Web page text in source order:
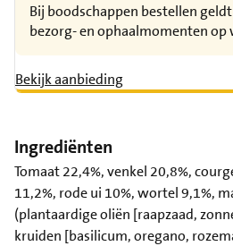
Bij boodschappen bestellen
bezorg- en ophaalmomenten op
Bekijk aanbieding
Ingrediënten
Tomaat 22,4%, venkel 20,8%,
11,2%, rode ui 10%, wortel 9,1%,
(plantaardige oliën [raapzaad,
kruiden [basilicum, oregano,